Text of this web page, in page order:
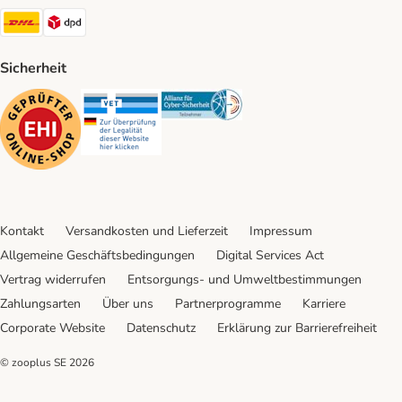
DHL Shipping Method
Sicherheit
Security Security Security
Kontakt Versandkosten und Lieferzeit
Impressum
Allgemeine Geschäftsbedingungen
Digital Services Act
Vertrag widerrufen
Entsorgungs- und Umweltbestimmungen
Zahlungsarten
Über uns Partnerprogramme
Karriere
Corporate Website
Datenschutz Erklärung zur Barrierefreiheit
© zooplus SE 2026